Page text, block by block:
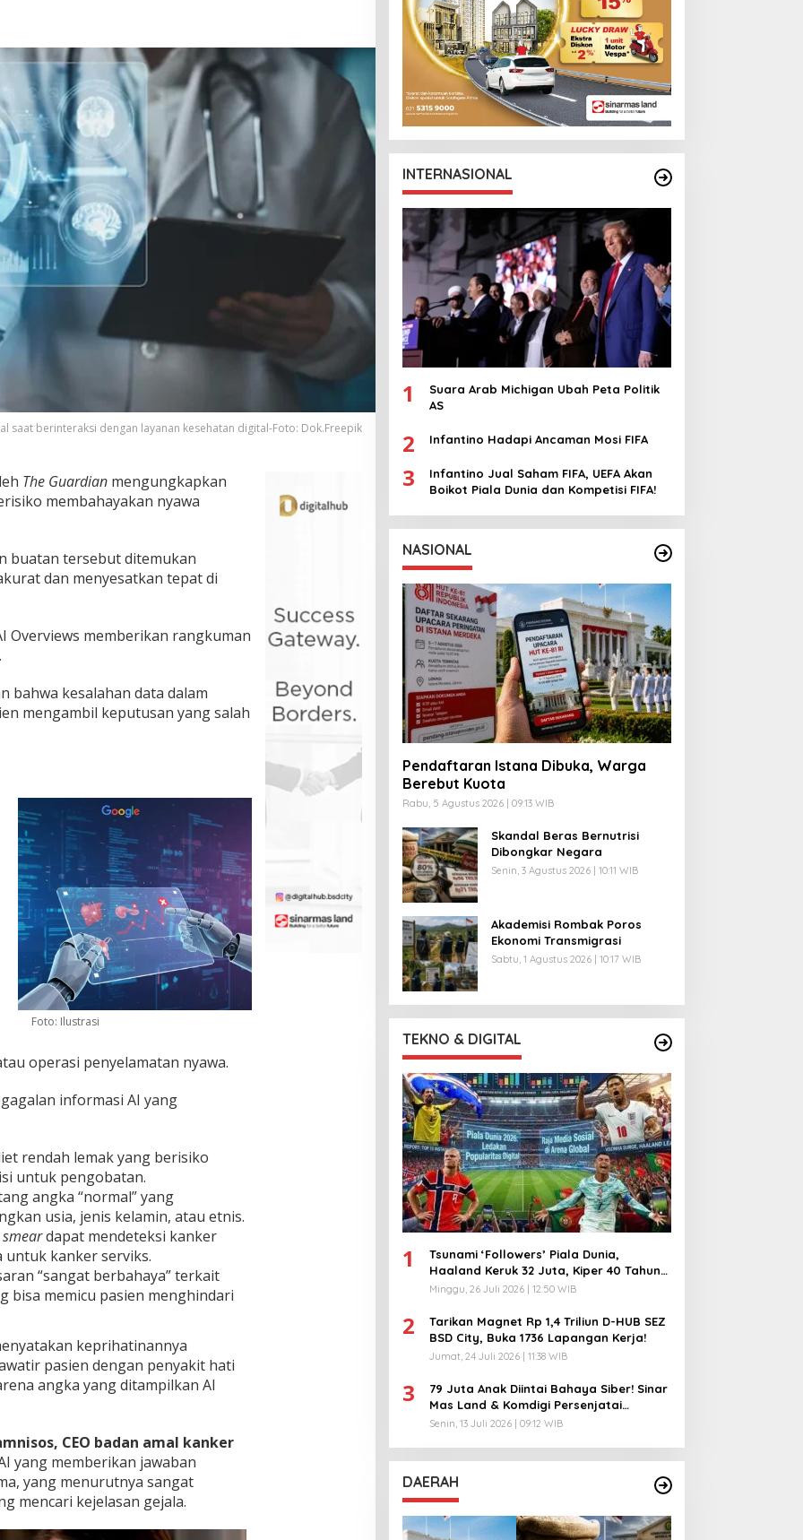
saat berinteraksi dengan layanan kesehatan digital-Foto: Dok.Freepik
The Guardian mengungkapkan
membahayakan nyawa
buatan tersebut ditemukan
dan menyesatkan tepat di
Overviews memberikan rangkuman
bahwa kesalahan data dalam
mengambil keputusan yang salah
Foto: Ilustrasi
operasi penyelamatan nyawa.
informasi AI yang
rendah lemak yang berisiko
untuk pengobatan.
angka “normal” yang
usia, jenis kelamin, atau etnis.
dapat mendeteksi kanker
untuk kanker serviks.
“sangat berbahaya” terkait
bisa memicu pasien menghindari
keprihatinannya
pasien dengan penyakit hati
angka yang ditampilkan AI
CEO badan amal kanker
yang memberikan jawaban
yang menurutnya sangat
mencari kejelasan gejala.
INTERNASIONAL
1
Suara Arab Michigan Ubah Peta Politik
AS
2 Infantino Hadapi Ancaman Mosi FIFA
3
Infantino Jual Saham FIFA, UEFA Akan
Boikot Piala Dunia dan Kompetisi FIFA!
NASIONAL
Pendaftaran Istana Dibuka, Warga
Berebut Kuota
Rabu, 5 Agustus 2026 | 09:13 WIB
Skandal Beras Bernutrisi
Dibongkar Negara
Senin, 3 Agustus 2026 | 10:11 WIB
Akademisi Rombak Poros
Ekonomi Transmigrasi
Sabtu, 1 Agustus 2026 | 10:17 WIB
TEKNO & DIGITAL
1
Tsunami ‘Followers’ Piala Dunia,
Haaland Keruk 32 Juta, Kiper 40 Tahun
Bikin Geger!
Minggu, 26 Juli 2026 | 12:50 WIB
2
Tarikan Magnet Rp 1,4 Triliun D-HUB SEZ
BSD City, Buka 1736 Lapangan Kerja!
Jumat, 24 Juli 2026 | 11:38 WIB
3
79 Juta Anak Diintai Bahaya Siber! Sinar
Mas Land & Komdigi Persenjatai
Ratusan Guru!
Senin, 13 Juli 2026 | 09:12 WIB
DAERAH